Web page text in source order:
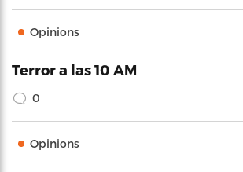
Opinions
Terror a las 10 AM
0
Opinions